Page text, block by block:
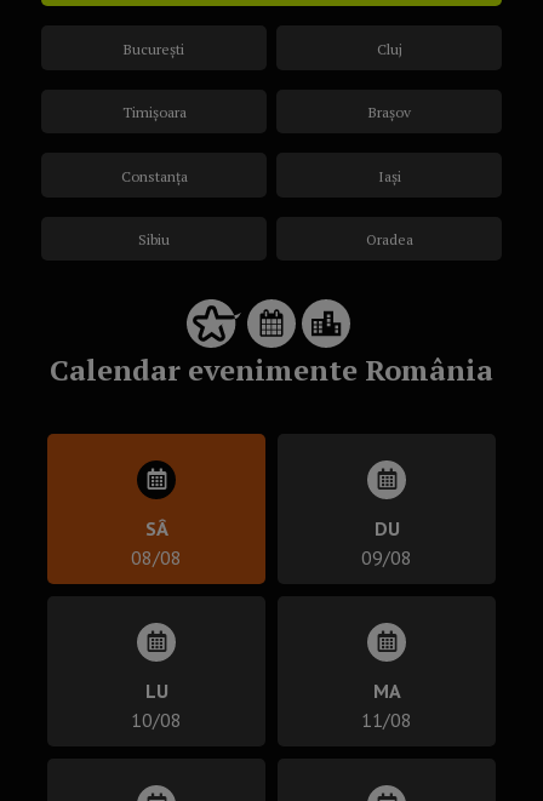
București
Timișoara
Constanța
Sibiu
Cluj
Brașov
Iași
Oradea
Calendar evenimente România
SÂ
08/08
DU
09/08
LU
10/08
MA
11/08